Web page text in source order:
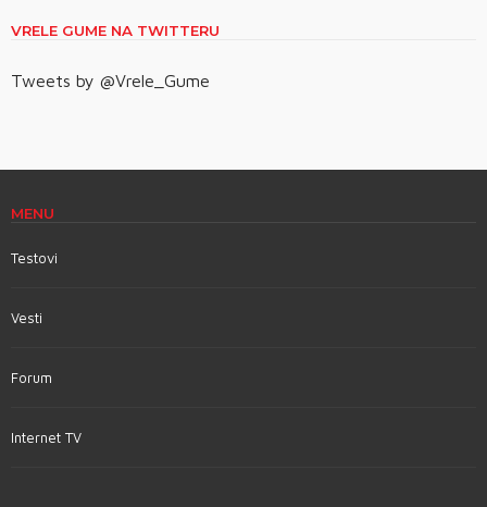
VRELE GUME NA TWITTERU
Tweets by @Vrele_Gume
MENU
Testovi
Vesti
Forum
Internet TV